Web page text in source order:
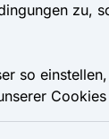
zu,
so
Cookies